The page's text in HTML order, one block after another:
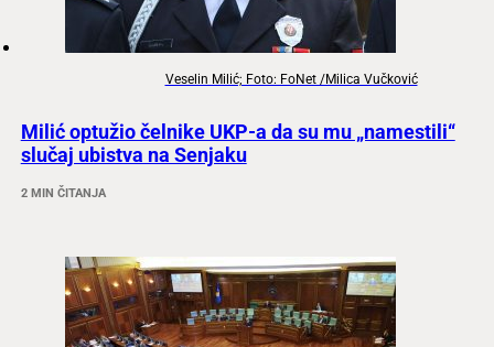
Veselin Milić; Foto: FoNet /Milica Vučković
Milić optužio čelnike UKP-a da su mu „namestili“
slučaj ubistva na Senjaku
2 MIN ČITANJA